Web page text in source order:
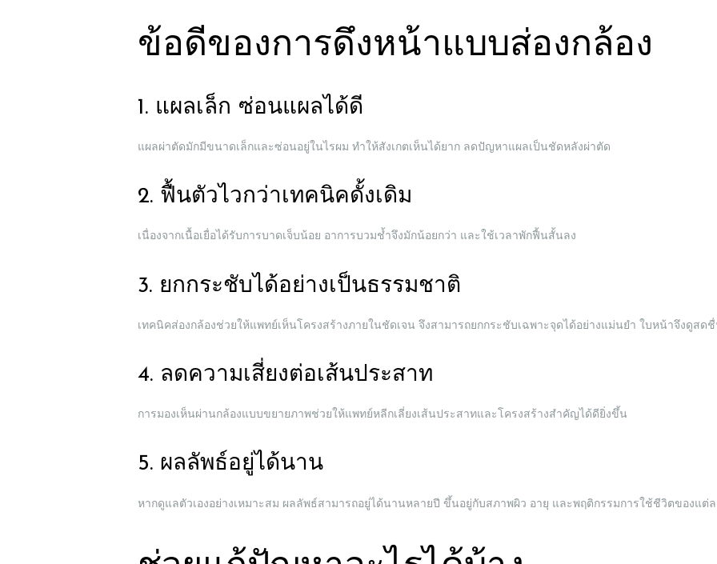
PRE & POST
ข้อดีของการดึงหน้าแบบส่องกล้อง
1. แผลเล็ก ซ่อนแผลได้ดี
แผลผ่าตัดมักมีขนาดเล็กและซ่อนอยู่ในไรผม ทำให้สังเกตเห็นได้ยาก ลดปัญหาแผลเป็นชัดหลังผ่าตัด
2. ฟื้นตัวไวกว่าเทคนิคดั้งเดิม
เนื่องจากเนื้อเยื่อได้รับการบาดเจ็บน้อย อาการบวมช้ำจึงมักน้อยกว่า และใช้เวลาพักฟื้นสั้นลง
3. ยกกระชับได้อย่างเป็นธรรมชาติ
เทคนิคส่องกล้องช่วยให้แพทย์เห็นโครงสร้างภายในชัดเจน จึงสามารถยกกระชับเฉพาะจุดได้อย่างแม่นยำ ใบหน้าจึงดูส
4. ลดความเสี่ยงต่อเส้นประสาท
การมองเห็นผ่านกล้องแบบขยายภาพช่วยให้แพทย์หลีกเลี่ยงเส้นประสาทและโครงสร้างสำคัญได้ดียิ่งขึ้น
5. ผลลัพธ์อยู่ได้นาน
หากดูแลตัวเองอย่างเหมาะสม ผลลัพธ์สามารถอยู่ได้นานหลายปี ขึ้นอยู่กับสภาพผิว อายุ และพฤติกรรมการใช้ชีวิตของแต่